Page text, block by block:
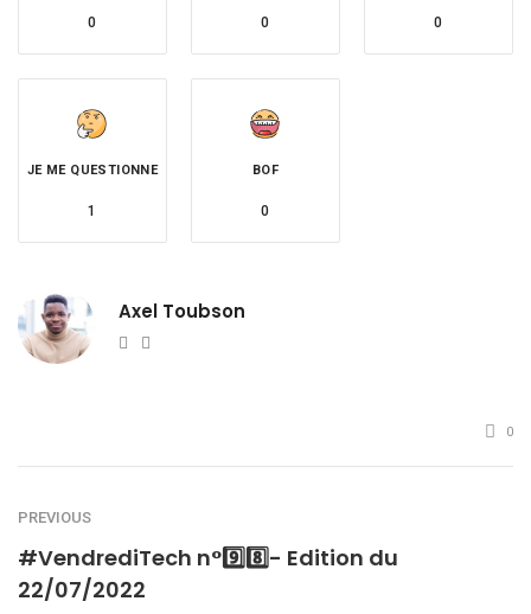
0 0 0
JE ME QUESTIONNE
1
BOF
0
Axel Toubson
Website
0
PREVIOUS
#VendrediTech n°9️⃣8️⃣- Edition du
22/07/2022